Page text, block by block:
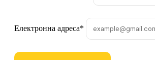
Електронна адреса*